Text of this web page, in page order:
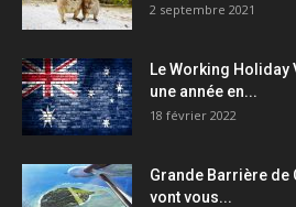
2 septembre 2021
Le Working
une année en...
18 février 2022
Grande Barrière de
vont vous...